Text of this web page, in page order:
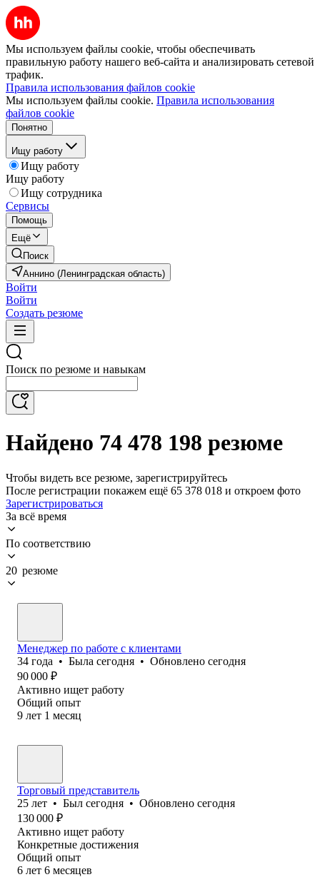
Мы используем файлы cookie, чтобы обеспечивать
правильную работу нашего веб-сайта и анализировать сетевой
трафик.
Правила использования файлов cookie
Мы используем файлы cookie. Правила использования
файлов cookie
Понятно
Ищу работу
Ищу работу
Ищу работу
Ищу сотрудника
Сервисы
Помощь
Ещё
Поиск
Аннино (Ленинградская область)
Войти
Войти
Создать резюме
Поиск по резюме и навыкам
Найдено 74 478 198 резюме
Чтобы видеть все резюме, зарегистрируйтесь
После регистрации покажем ещё 65 378 018 и откроем фото
Зарегистрироваться
За всё время
По соответствию
20 резюме
Менеджер по работе с клиентами
34 года • Была сегодня • Обновлено сегодня
90 000 ₽
Активно ищет работу
Общий опыт
9 лет 1 месяц
Торговый представитель
25 лет • Был сегодня • Обновлено сегодня
130 000 ₽
Активно ищет работу
Конкретные достижения
Общий опыт
6 лет 6 месяцев